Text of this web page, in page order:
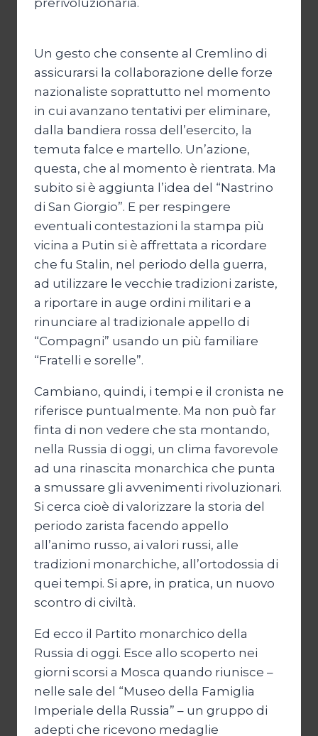
prerivoluzionaria.
Un gesto che consente al Cremlino di
assicurarsi la collaborazione delle forze
nazionaliste soprattutto nel momento
in cui avanzano tentativi per eliminare,
dalla bandiera rossa dell’esercito, la
temuta falce e martello. Un’azione,
questa, che al momento è rientrata. Ma
subito si è aggiunta l’idea del “Nastrino
di San Giorgio”. E per respingere
eventuali contestazioni la stampa più
vicina a Putin si è affrettata a ricordare
che fu Stalin, nel periodo della guerra,
ad utilizzare le vecchie tradizioni zariste,
a riportare in auge ordini militari e a
rinunciare al tradizionale appello di
“Compagni” usando un più familiare
“Fratelli e sorelle”.
Cambiano, quindi, i tempi e il cronista ne
riferisce puntualmente. Ma non può far
finta di non vedere che sta montando,
nella Russia di oggi, un clima favorevole
ad una rinascita monarchica che punta
a smussare gli avvenimenti rivoluzionari.
Si cerca cioè di valorizzare la storia del
periodo zarista facendo appello
all’animo russo, ai valori russi, alle
tradizioni monarchiche, all’ortodossia di
quei tempi. Si apre, in pratica, un nuovo
scontro di civiltà.
Ed ecco il Partito monarchico della
Russia di oggi. Esce allo scoperto nei
giorni scorsi a Mosca quando riunisce –
nelle sale del “Museo della Famiglia
Imperiale della Russia” – un gruppo di
adepti che ricevono medaglie